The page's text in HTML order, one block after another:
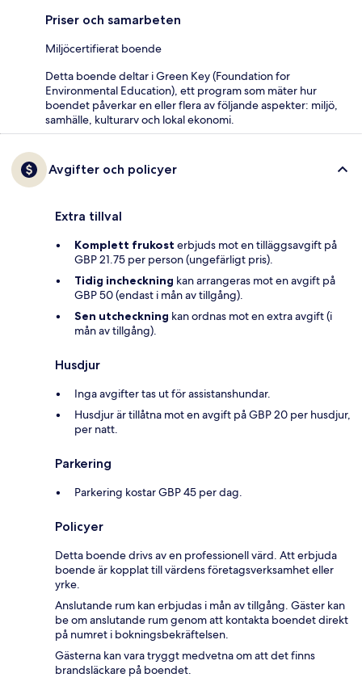
Priser och samarbeten
Miljöcertifierat boende
Detta boende deltar i Green Key (Foundation for
Environmental Education), ett program som mäter hur
boendet påverkar en eller flera av följande aspekter: miljö,
samhälle, kulturarv och lokal ekonomi.
Avgifter och policyer
Extra tillval
Komplett frukost erbjuds mot en tilläggsavgift på
GBP 21.75 per person (ungefärligt pris).
Tidig incheckning kan arrangeras mot en avgift på
GBP 50 (endast i mån av tillgång).
Sen utcheckning kan ordnas mot en extra avgift (i
mån av tillgång).
Husdjur
Inga avgifter tas ut för assistanshundar.
Husdjur är tillåtna mot en avgift på GBP 20 per husdjur,
per natt.
Parkering
Parkering kostar GBP 45 per dag.
Policyer
Detta boende drivs av en professionell värd. Att erbjuda
boende är kopplat till värdens företagsverksamhet eller
yrke.
Anslutande rum kan erbjudas i mån av tillgång. Gäster kan
be om anslutande rum genom att kontakta boendet direkt
på numret i bokningsbekräftelsen.
Gästerna kan vara tryggt medvetna om att det finns
brandsläckare på boendet.